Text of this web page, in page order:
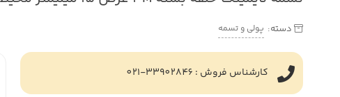
دسته: پولی و تسمه
کارشناس فروش : 33902846-021